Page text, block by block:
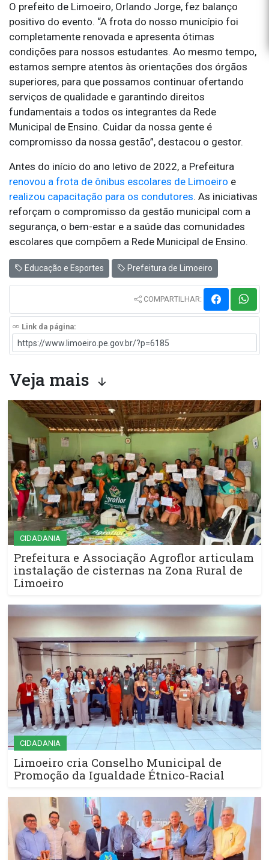
O prefeito de Limoeiro, Orlando Jorge, fez balanço
positivo do evento. “A frota do nosso município foi
completamente renovada e apresenta ótimas
condições para nossos estudantes. Ao mesmo tempo,
estamos sempre atentos às orientações dos órgãos
superiores, para que possamos continuar ofertando
serviços de qualidade e garantindo direitos
fundamentais a todos os integrantes da Rede
Municipal de Ensino. Cuidar da nossa gente é
compromisso da nossa gestão”, destacou o gestor.
Antes do início do ano letivo de 2022, a Prefeitura
renovou a frota de ônibus escolares de Limoeiro e
realizou capacitação para os condutores. As iniciativas
reforçam o compromisso da gestão municipal com a
segurança, o bem-estar e a saúde das comunidades
escolares que compõem a Rede Municipal de Ensino.
Educação e Esportes Prefeitura de Limoeiro
COMPARTILHAR:
Link da página:
Veja mais
CIDADANIA
Prefeitura e Associação Agroflor articulam
instalação de cisternas na Zona Rural de
Limoeiro
CIDADANIA
Limoeiro cria Conselho Municipal de
Promoção da Igualdade Étnico-Racial